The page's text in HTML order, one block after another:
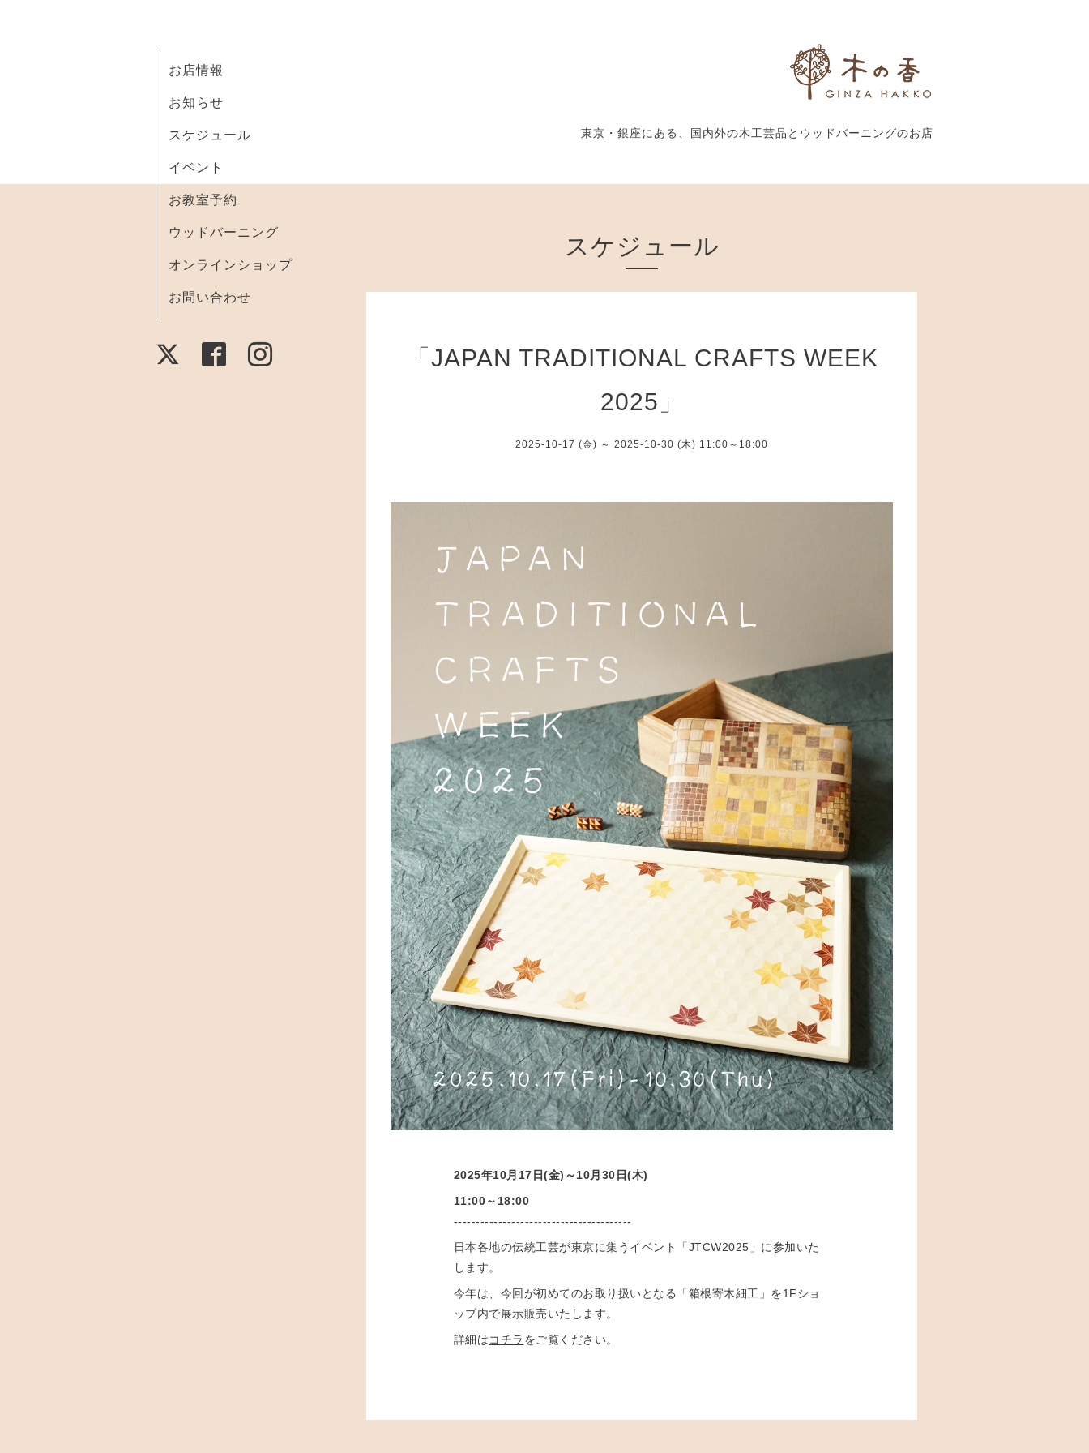
東京・銀座にある、国内外の木工芸品とウッドバーニングのお店
お店情報
お知らせ
スケジュール
イベント
お教室予約
ウッドバーニング
オンラインショップ
お問い合わせ
スケジュール
「JAPAN TRADITIONAL CRAFTS WEEK
2025」
2025-10-17 (金) ～ 2025-10-30 (木) 11:00～18:00
2025年10月17日(金)～10月30日(木)
11:00～18:00
----------------------------------------
日本各地の伝統工芸が東京に集うイベント「JTCW2025」に参加いた
します。
今年は、今回が初めてのお取り扱いとなる「箱根寄木細工」を1Fショ
ップ内で展示販売いたします。
詳細はコチラ をご覧ください。